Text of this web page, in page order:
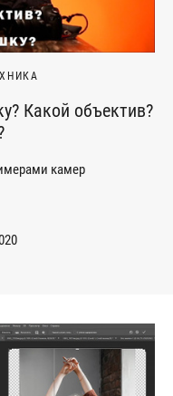
Какой объектив?
камер